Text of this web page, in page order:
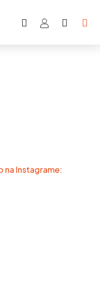
Hľadať
na Instagrame: